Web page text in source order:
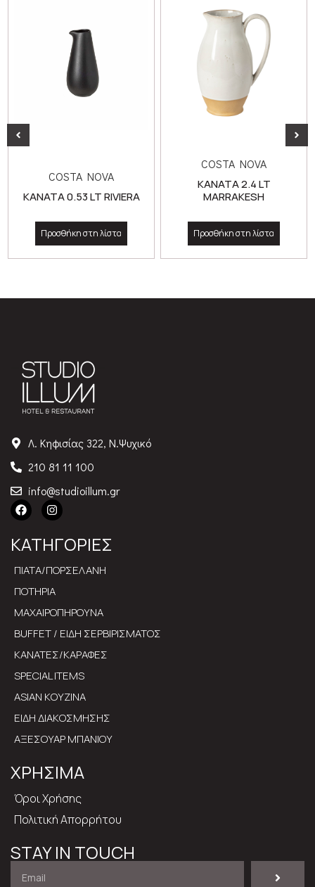
COSTA NOVA
ΚΑΝΑΤΑ 0.53 LT RIVIERA
Προσθήκη στη λίστα
COSTA NOVA
ΚΑΝΑΤΑ 2.4 LT
MARRAKESH
Προσθήκη στη λίστα
Λ. Κηφισίας 322, Ν.Ψυχικό
210 81 11 100
info@studioillum.gr
ΚΑΤΗΓΟΡΙΕΣ
ΠΙΑΤΑ/ΠΟΡΣΕΛΑΝΗ
ΠΟΤΗΡΙΑ
ΜΑΧΑΙΡΟΠΗΡΟΥΝΑ
BUFFET / ΕΙΔΗ ΣΕΡΒΙΡΙΣΜΑΤΟΣ
ΚΑΝΑΤΕΣ/ΚΑΡΑΦΕΣ
SPECIAL ITEMS
ASIAN ΚΟΥΖΙΝΑ
ΕΙΔΗ ΔΙΑΚΟΣΜΗΣΗΣ
ΑΞΕΣΟΥΑΡ ΜΠΑΝΙΟΥ
ΧΡΗΣΙΜΑ
Όροι Χρήσης
Πολιτική Απορρήτου
STAY IN TOUCH